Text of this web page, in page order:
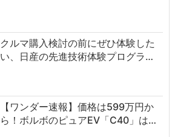
クルマ購入検討の前にぜひ体験した
い、日産の先進技術体験プログラ…
【ワンダー速報】価格は599万円か
ら！ボルボのピュアEV「C40」は…